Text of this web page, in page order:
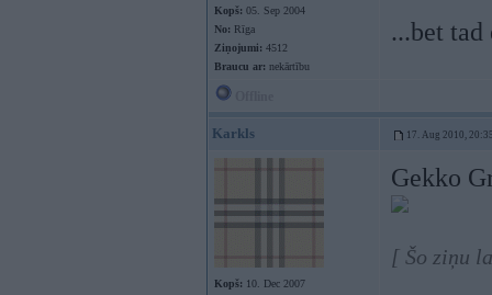
Kopš: 05. Sep 2004
No: Rīga
Ziņojumi: 4512
Braucu ar: nekārtību
...bet
Karkls 17. Aug 2010,
Kopš: 10. Dec 2007
Gekko
[ Šo ziņu